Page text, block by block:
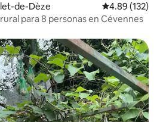
de-Dèze Calificación
4.89 (132)
para 8 personas en Cévennes